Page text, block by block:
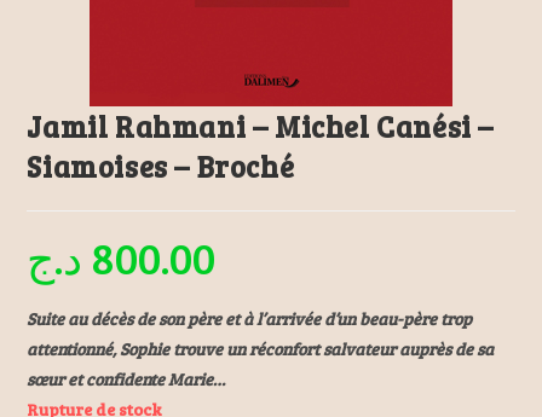
Jamil Rahmani – Michel Canési –
Siamoises – Broché
800.00 د.ج
Suite au décès de son père et à l’arrivée d’un beau-père trop
attentionné, Sophie trouve un réconfort salvateur auprès de sa
sœur et confidente Marie…
Rupture de stock